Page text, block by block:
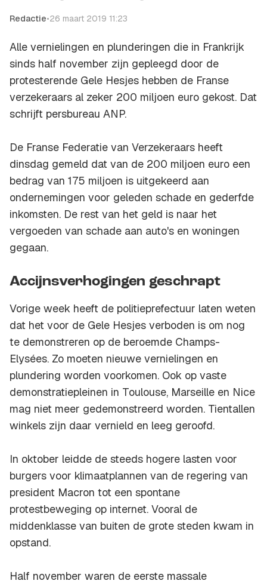
Redactie•26 maart 2019 11:23
Alle vernielingen en plunderingen die in Frankrijk
sinds half november zijn gepleegd door de
protesterende Gele Hesjes hebben de Franse
verzekeraars al zeker 200 miljoen euro gekost. Dat
schrijft persbureau ANP.
De Franse Federatie van Verzekeraars heeft
dinsdag gemeld dat van de 200 miljoen euro een
bedrag van 175 miljoen is uitgekeerd aan
ondernemingen voor geleden schade en gederfde
inkomsten. De rest van het geld is naar het
vergoeden van schade aan auto's en woningen
gegaan.
Accijnsverhogingen geschrapt
Vorige week heeft de politieprefectuur laten weten
dat het voor de Gele Hesjes verboden is om nog
te demonstreren op de beroemde Champs-
Elysées. Zo moeten nieuwe vernielingen en
plundering worden voorkomen. Ook op vaste
demonstratiepleinen in Toulouse, Marseille en Nice
mag niet meer gedemonstreerd worden. Tientallen
winkels zijn daar vernield en leeg geroofd.
In oktober leidde de steeds hogere lasten voor
burgers voor klimaatplannen van de regering van
president Macron tot een spontane
protestbeweging op internet. Vooral de
middenklasse van buiten de grote steden kwam in
opstand.
Half november waren de eerste massale